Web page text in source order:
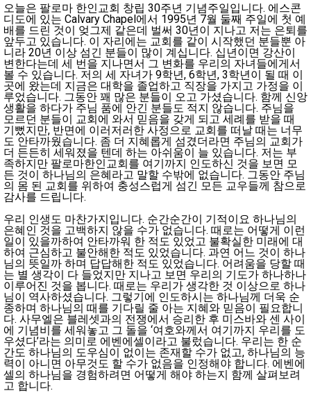
오늘은 팔로마 한인교회 창립 30주년 기념주일입니다. 에스콘
디도에 있는 Calvary Chapel에서 1995년 7월 둘째 주일에 첫 예
배를 드린 것이 엊그제 같은데 벌써 30년이 지나고 저는 은퇴를
앞두고 있습니다. 이 자리에는 교회를 같이 시작했던 분들뿐 아
니라 20년 이상 섬긴 분들이 많이 계십니다. 십년이면 강산이
변한다는데 세 번을 지나면서 그 변화를 우리의 자녀들에게서
볼 수 있습니다. 저의 세 자녀가 9학년, 6학년, 3학년이 될 때 이
곳에 왔는데 지금은 대학을 졸업하고 직장을 가지고 가정을 이
루었습니다. 그동안 꽤 많은 분들이 오고 가셨습니다. 함께 신앙
생활을 하다가 주님 품에 안긴 분들도 적지 않습니다. 주님을
모르던 분들이 교회에 와서 믿음을 갖게 되고 세례를 받을 때
기뻤지만, 반면에 이러저러한 사정으로 교회를 떠날 때는 너무
도 안타까웠습니다. 좀 더 지혜롭게 섬겼더라면 주님의 교회가
더 든든히 세워졌을 텐데 하는 아쉬움이 늘 있습니다. 저는 부
족하지만 팔로마한인교회를 여기까지 인도하신 것을 보면 모
든 것이 하나님의 은혜라고 말할 수밖에 없습니다. 그동안 주님
의 몸 된 교회를 위하여 충성스럽게 섬긴 모든 교우들께 참으로
감사를 드립니다.
우리 인생도 마찬가지입니다. 순간순간이 기적이요 하나님의
은혜인 것을 고백하지 않을 수가 없습니다. 때로는 어떻게 이런
일이 있을까하여 안타까워 한 적도 있었고 불확실한 미래에 대
하여 근심하고 불안해한 적도 있었습니다. 과연 어느 것이 하나
님의 뜻일까 하며 답답해한 적도 있었습니다. 어려움을 당할 때
는 별 생각이 다 들었지만 지나고 보면 우리의 기도가 하나하나
이루어진 것을 봅니다. 때로는 우리가 생각한 것 이상으로 하나
님이 역사하셨습니다. 그렇기에 인도하시는 하나님께 더욱 순
종하며 하나님의 때를 기다릴 줄 아는 지혜와 믿음이 필요합니
다. 사무엘은 블레셋과의 전쟁에서 승리한 후 미스바와 센 사이
에 기념비를 세워놓고 그 돌을 ‘여호와께서 여기까지 우리를 도
우셨다’라는 의미로 에벤에셀이라고 불렀습니다. 우리는 한 순
간도 하나님의 도우심이 없이는 존재할 수가 없고, 하나님의 능
력이 아니면 아무것도 할 수가 없음을 인정해야 합니다. 에벤에
셀의 하나님을 경험하려면 어떻게 해야 하는지 함께 살펴보려
고 합니다.